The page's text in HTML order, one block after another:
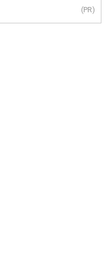
(PR)